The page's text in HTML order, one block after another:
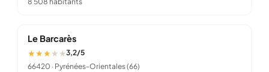
Le Barcarès
★ ★ ★★ ★3,2/5
66420 · Pyrénées-Orientales (66)